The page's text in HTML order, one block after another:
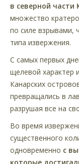
в северной части
множество
по силе взрывами,
типа извержения.
С самых первых
щелевой характер
Канарских
превращались в
разрушая все на
Во время
существенного
одновременно с
которые